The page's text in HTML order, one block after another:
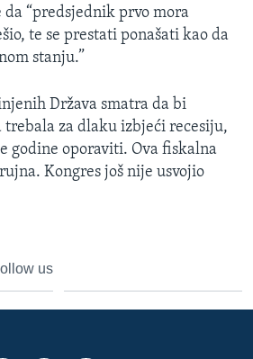
da “predsjednik prvo mora
te se prestati ponašati kao da
stanju.”
Država smatra da bi
za dlaku izbjeći recesiju,
godine oporaviti. Ova fiskalna
Kongres još nije usvojio
us